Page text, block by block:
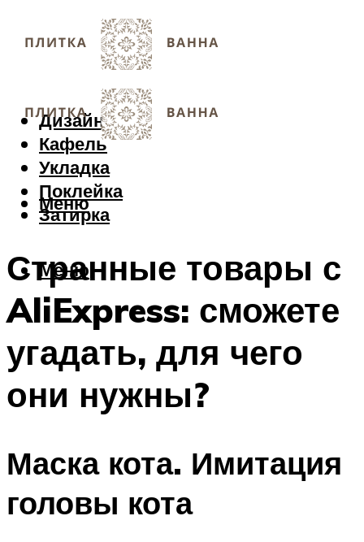
Дизайн
Кафель
Укладка
Поклейка
Затирка
Меню
Меню
Странные товары с
AliExpress: сможете
угадать, для чего
они нужны?
Маска кота. Имитация
головы кота